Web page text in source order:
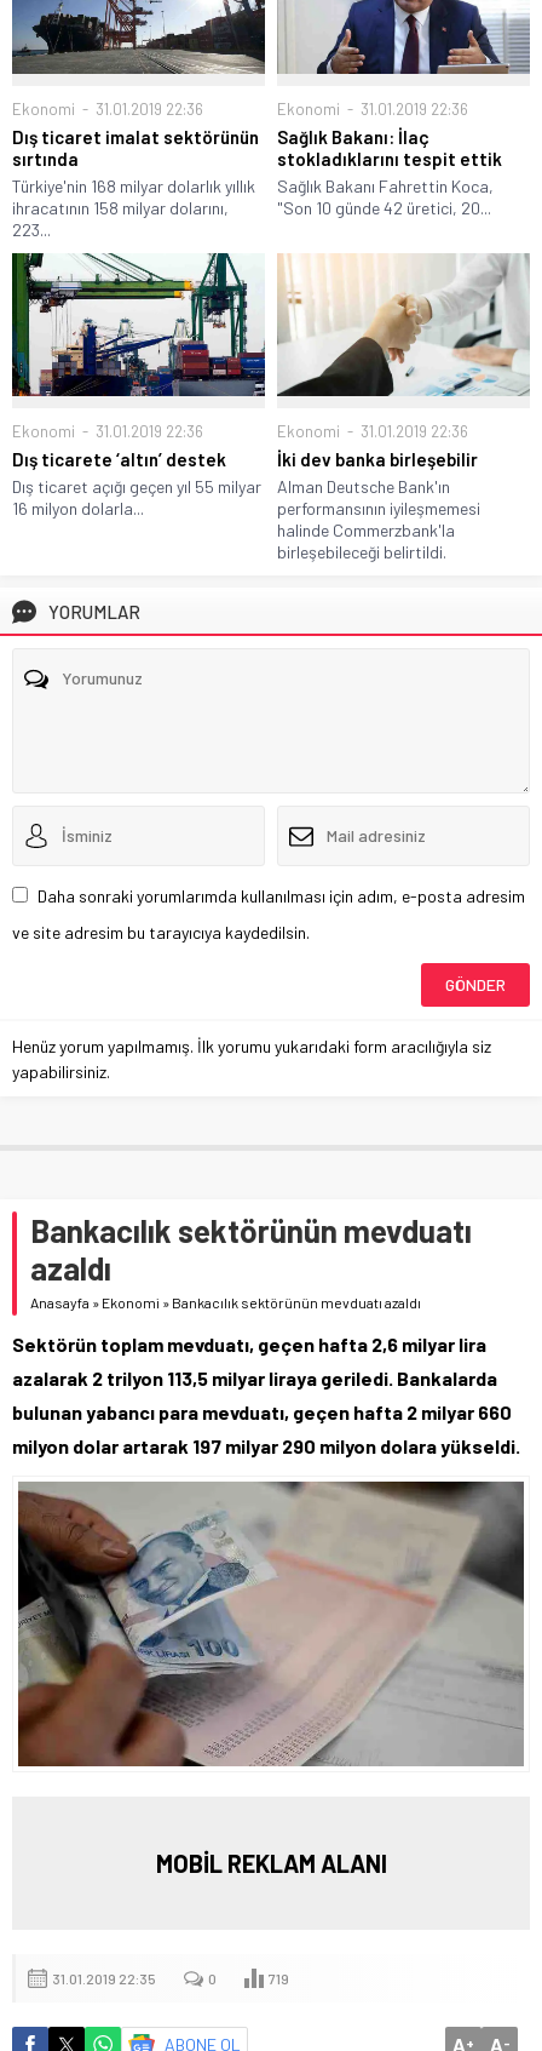
Ekonomi 31.01.2019 22:36
Dış ticaret imalat sektörünün
sırtında
Türkiye'nin 168 milyar dolarlık yıllık
ihracatının 158 milyar dolarını,
223...
Ekonomi 31.01.2019 22:36
Sağlık Bakanı: İlaç
stokladıklarını tespit ettik
Sağlık Bakanı Fahrettin Koca,
"Son 10 günde 42 üretici, 20...
Ekonomi 31.01.2019 22:36
Dış ticarete ‘altın’ destek
Dış ticaret açığı geçen yıl 55 milyar
16 milyon dolarla...
Ekonomi 31.01.2019 22:36
İki dev banka birleşebilir
Alman Deutsche Bank'ın
performansının iyileşmemesi
halinde Commerzbank'la
birleşebileceği belirtildi.
YORUMLAR
Daha sonraki yorumlarımda kullanılması için adım, e-posta adresim
ve site adresim bu tarayıcıya kaydedilsin.
Henüz yorum yapılmamış. İlk yorumu yukarıdaki form aracılığıyla siz
yapabilirsiniz.
Bankacılık sektörünün mevduatı
azaldı
Anasayfa » Ekonomi » Bankacılık sektörünün mevduatı azaldı
Sektörün toplam mevduatı, geçen hafta 2,6 milyar lira
azalarak 2 trilyon 113,5 milyar liraya geriledi. Bankalarda
bulunan yabancı para mevduatı, geçen hafta 2 milyar 660
milyon dolar artarak 197 milyar 290 milyon dolara yükseldi.
MOBİL REKLAM ALANI
31.01.2019 22:35 0 719
ABONE OL A+ A-